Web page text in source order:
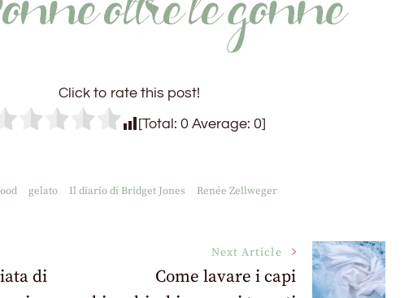
Click to rate this post!
[Total:0 Average:0]
gelato Il diario di Bridget Jones Renée Zellweger
di
Next Article
Come lavare i capi